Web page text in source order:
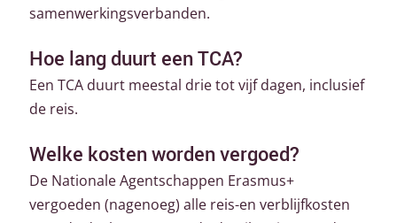
samenwerkingsverbanden.
Hoe lang duurt een TCA?
Een TCA duurt meestal drie tot vijf dagen, inclusief
de reis.
Welke kosten worden vergoed?
De Nationale Agentschappen Erasmus+
vergoeden (nagenoeg) alle reis-en verblijfkosten